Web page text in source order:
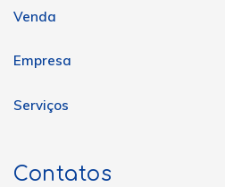
Venda
Empresa
Serviços
Contatos